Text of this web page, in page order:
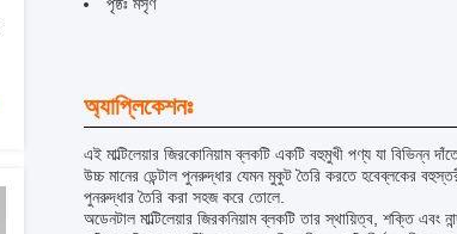
অ্যাপ্লিকেশনঃ
এই মাল্টিলেয়ার জিরকোনিয়াম ব্লকটি একটি বহুমুখী পণ্য যা বিভিন্ন
উচ্চ মানের ডেন্টাল পুনরুদ্ধার যেমন মুকুট তৈরি করতে হবেব্লকের
পুনরুদ্ধার তৈরি করা সহজ করে তোলে.
অডেনটাল মাল্টিলেয়ার জিরকনিয়াম ব্লকটি তার স্থায়িত্ব, শক্তি এবং